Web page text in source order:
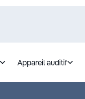
Appareil auditif